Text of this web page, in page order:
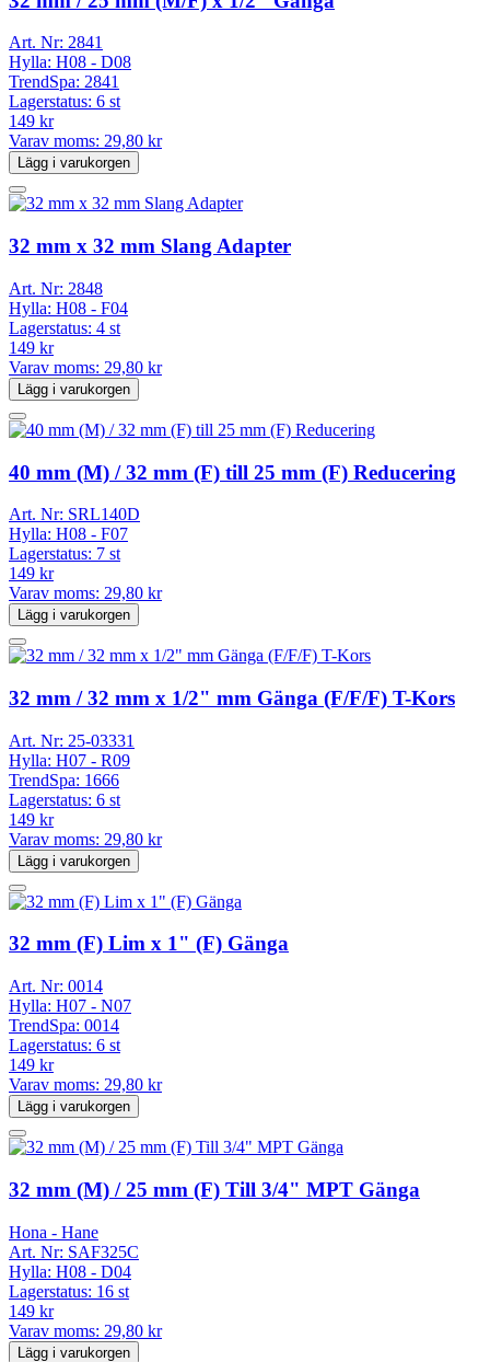
Art. Nr: 2841
Hylla: H08 - D08
TrendSpa: 2841
Lagerstatus: 6 st
149 kr
Varav moms: 29,80 kr
Lägg i varukorgen
32 mm x 32 mm Slang Adapter
Art. Nr: 2848
Hylla: H08 - F04
Lagerstatus: 4 st
149 kr
Varav moms: 29,80 kr
Lägg i varukorgen
40 mm (M) / 32 mm (F) till 25 mm (F) Reducering
Art. Nr: SRL140D
Hylla: H08 - F07
Lagerstatus: 7 st
149 kr
Varav moms: 29,80 kr
Lägg i varukorgen
32 mm / 32 mm x 1/2" mm Gänga (F/F/F) T-Kors
Art. Nr: 25-03331
Hylla: H07 - R09
TrendSpa: 1666
Lagerstatus: 6 st
149 kr
Varav moms: 29,80 kr
Lägg i varukorgen
32 mm (F) Lim x 1" (F) Gänga
Art. Nr: 0014
Hylla: H07 - N07
TrendSpa: 0014
Lagerstatus: 6 st
149 kr
Varav moms: 29,80 kr
Lägg i varukorgen
32 mm (M) / 25 mm (F) Till 3/4" MPT Gänga
Hona - Hane
Art. Nr: SAF325C
Hylla: H08 - D04
Lagerstatus: 16 st
149 kr
Varav moms: 29,80 kr
Lägg i varukorgen